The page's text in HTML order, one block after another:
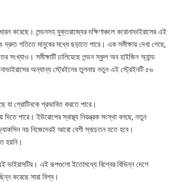
করেছে। লন্ডনসহ যুক্তরাজ্যের দক্ষিণাঞ্চলে করোনাভাইরাসের এই
গতিতে মানুষের মধ্যে ছড়াতে পারে। এক সমীক্ষায় দেখা গেছে,
সমীক্ষাটি চালিয়েছে লন্ডন স্কুল অব হাইজিন অ্যান্ড
অন্যান্য স্ট্রেইনের তুলনায় নতুন এই স্ট্রেইনটি ৫৬
যা প্রোটিনকে প্রভাবিত করতে পারে।
পারে। ইউরোপের স্বাস্থ্য নিয়ন্ত্রক সংস্থা বলছে, নতুন
নয় নিজেদেরই আরো বেশী স্বচেতন হতে হবে।
হয়নি।
ভাইরাসটির। এই রূপগুলো ইতোমধ্যে বিশ্বের বিভিন্ন দেশে
করেছে সারা বিশ্ব।